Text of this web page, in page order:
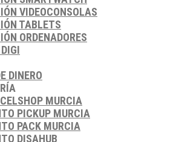
VIDEOCONSOLAS
TABLETS
ORDENADORES
DINERO
MURCIA
PICKUP MURCIA
PACK MURCIA
DISAHUB